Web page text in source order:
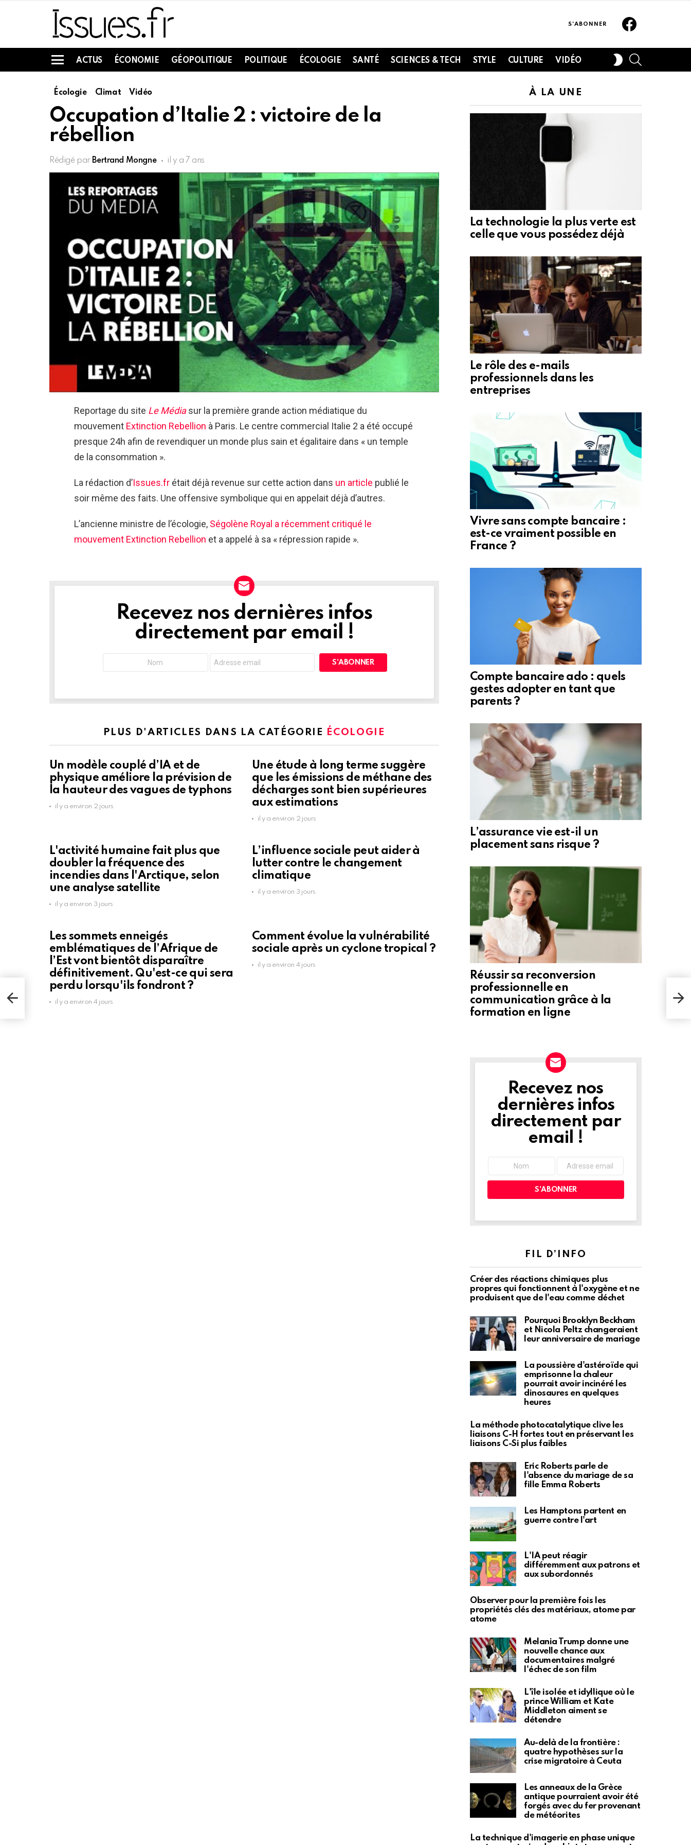
S'ABONNER
Menu
ACTUS ÉCONOMIE GÉOPOLITIQUE POLITIQUE ÉCOLOGIE SANTÉ SCIENCES & TECH STYLE CULTURE VIDÉO
SWITCH
SKIN
Écologie Climat Vidéo
Occupation d’Italie 2 : victoire de la
rébellion
Rédigé par Bertrand Mongne il y a 7 ans
Reportage du site Le Média sur la première grande action médiatique du
mouvement Extinction Rebellion à Paris. Le centre commercial Italie 2 a été occupé
presque 24h afin de revendiquer un monde plus sain et égalitaire dans « un temple
de la consommation ».
La rédaction d’Issues.fr était déjà revenue sur cette action dans un article publié le
soir même des faits. Une offensive symbolique qui en appelait déjà d’autres.
L’ancienne ministre de l’écologie, Ségolène Royal a récemment critiqué le
mouvement Extinction Rebellion et a appelé à sa « répression rapide ».
NEWSLETTERRecevez nos dernières infos
directement par email !
PLUS D'ARTICLES DANS LA CATÉGORIE ÉCOLOGIE
Un modèle couplé d’IA et de
physique améliore la prévision de
la hauteur des vagues de typhons
il y a environ 2 jours
Une étude à long terme suggère
que les émissions de méthane des
décharges sont bien supérieures
aux estimations
il y a environ 2 jours
L'activité humaine fait plus que
doubler la fréquence des
incendies dans l'Arctique, selon
une analyse satellite
il y a environ 3 jours
L’influence sociale peut aider à
lutter contre le changement
climatique
il y a environ 3 jours
Les sommets enneigés
emblématiques de l’Afrique de
l’Est vont bientôt disparaître
définitivement. Qu'est-ce qui sera
perdu lorsqu'ils fondront ?
il y a environ 4 jours
Comment évolue la vulnérabilité
sociale après un cyclone tropical ?
il y a environ 4 jours
un
À LA UNE
La technologie la plus verte est
celle que vous possédez déjà
Le rôle des e-mails
professionnels dans les
entreprises
Vivre sans compte bancaire :
est-ce vraiment possible en
France ?
Compte bancaire ado : quels
gestes adopter en tant que
parents ?
L’assurance vie est-il un
placement sans risque ?
Réussir sa reconversion
professionnelle en
communication grâce à la
formation en ligne
NEWSLETTER
Recevez nos
dernières infos
directement par
email !
FIL D’INFO
Créer des réactions chimiques plus
propres qui fonctionnent à l'oxygène et ne
produisent que de l'eau comme déchet
Pourquoi Brooklyn Beckham
et Nicola Peltz changeraient
leur anniversaire de mariage
La poussière d'astéroïde qui
emprisonne la chaleur
pourrait avoir incinéré les
dinosaures en quelques
heures
La méthode photocatalytique clive les
liaisons C-H fortes tout en préservant les
liaisons C-Si plus faibles
Eric Roberts parle de
l'absence du mariage de sa
fille Emma Roberts
Les Hamptons partent en
guerre contre l'art
L'IA peut réagir
différemment aux patrons et
aux subordonnés
Observer pour la première fois les
propriétés clés des matériaux, atome par
atome
Melania Trump donne une
nouvelle chance aux
documentaires malgré
l'échec de son film
L'île isolée et idyllique où le
prince William et Kate
Middleton aiment se
détendre
Au-delà de la frontière :
quatre hypothèses sur la
crise migratoire à Ceuta
Les anneaux de la Grèce
antique pourraient avoir été
forgés avec du fer provenant
de météorites
La technique d'imagerie en phase unique